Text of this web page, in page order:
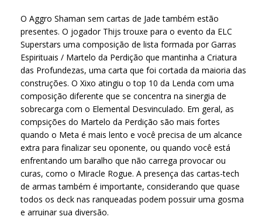
O Aggro Shaman sem cartas de Jade também estão
presentes. O jogador Thijs trouxe para o evento da ELC
Superstars uma composição de lista formada por Garras
Espirituais / Martelo da Perdição que mantinha a Criatura
das Profundezas, uma carta que foi cortada da maioria das
construções. O Xixo atingiu o top 10 da Lenda com uma
composição diferente que se concentra na sinergia de
sobrecarga com o Elemental Desvinculado. Em geral, as
compsições do Martelo da Perdição são mais fortes
quando o Meta é mais lento e você precisa de um alcance
extra para finalizar seu oponente, ou quando você está
enfrentando um baralho que não carrega provocar ou
curas, como o Miracle Rogue. A presença das cartas-tech
de armas também é importante, considerando que quase
todos os deck nas ranqueadas podem possuir uma gosma
e arruinar sua diversão.